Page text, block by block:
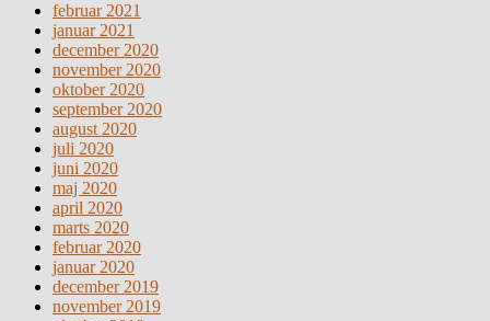
februar 2021
januar 2021
december 2020
november 2020
oktober 2020
september 2020
august 2020
juli 2020
juni 2020
maj 2020
april 2020
marts 2020
februar 2020
januar 2020
december 2019
november 2019